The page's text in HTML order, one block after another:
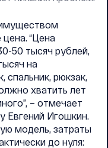
“Цена
50 тысяч рублей,
на
рюкзак,
хватить лет
– отмечает
Евгений Игошкин.
модель, затраты
до нуля: